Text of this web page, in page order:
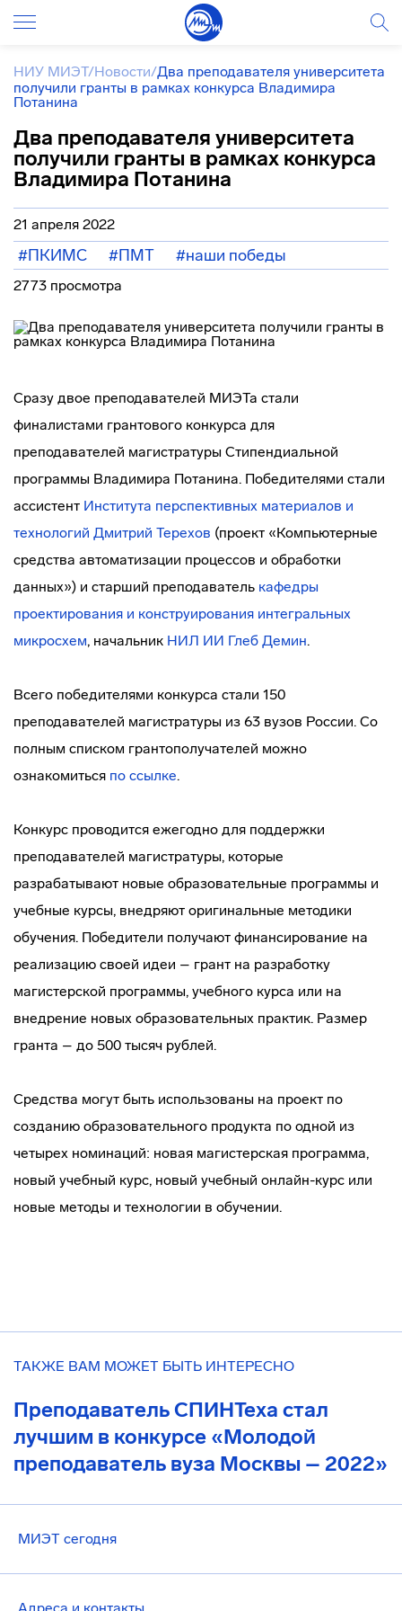
НИУ МИЭТ/Новости/Два преподавателя университета
получили гранты в рамках конкурса Владимира
Потанина
Два преподавателя университета
получили гранты в рамках конкурса
Владимира Потанина
21 апреля 2022
#ПКИМС #ПМТ #наши победы
2773 просмотра
Сразу двое преподавателей МИЭТа стали
финалистами грантового конкурса для
преподавателей магистратуры Стипендиальной
программы Владимира Потанина. Победителями стали
ассистент Института перспективных материалов и
технологий Дмитрий Терехов (проект «Компьютерные
средства автоматизации процессов и обработки
данных») и старший преподаватель кафедры
проектирования и конструирования интегральных
микросхем, начальник НИЛ ИИ Глеб Демин.
Всего победителями конкурса стали 150
преподавателей магистратуры из 63 вузов России. Со
полным списком грантополучателей можно
ознакомиться по ссылке.
Конкурс проводится ежегодно для поддержки
преподавателей магистратуры, которые
разрабатывают новые образовательные программы и
учебные курсы, внедряют оригинальные методики
обучения. Победители получают финансирование на
реализацию своей идеи – грант на разработку
магистерской программы, учебного курса или на
внедрение новых образовательных практик. Размер
гранта – до 500 тысяч рублей.
Средства могут быть использованы на проект по
созданию образовательного продукта по одной из
четырех номинаций: новая магистерская программа,
новый учебный курс, новый учебный онлайн-курс или
новые методы и технологии в обучении.
ТАКЖЕ ВАМ МОЖЕТ БЫТЬ ИНТЕРЕСНО
Преподаватель СПИНТеха стал
лучшим в конкурсе «Молодой
преподаватель вуза Москвы – 2022»
МИЭТ сегодня